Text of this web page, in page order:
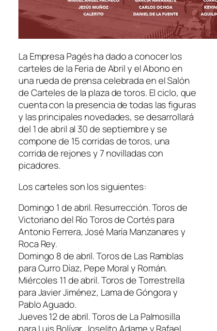
La Empresa Pagés ha dado a conocer los
carteles de la Feria de Abril y el Abono en
una rueda de prensa celebrada en el Salón
de Carteles de la plaza de toros. El ciclo, que
cuenta con la presencia de todas las figuras
y las principales novedades, se desarrollará
del 1 de abril al 30 de septiembre y se
compone de 15 corridas de toros, una
corrida de rejones y 7 novilladas con
picadores.
Los carteles son los siguientes:
Domingo 1 de abril. Resurrección. Toros de
Victoriano del Río Toros de Cortés para
Antonio Ferrera, José María Manzanares y
Roca Rey.
Domingo 8 de abril. Toros de Las Ramblas
para Curro Díaz, Pepe Moral y Román.
Miércoles 11 de abril. Toros de Torrestrella
para Javier Jiménez, Lama de Góngora y
Pablo Aguado.
Jueves 12 de abril. Toros de La Palmosilla